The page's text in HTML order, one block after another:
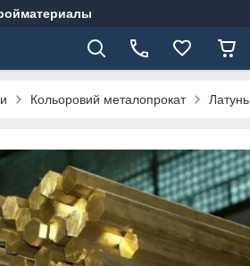
Кольоровий металопрокат Латунь